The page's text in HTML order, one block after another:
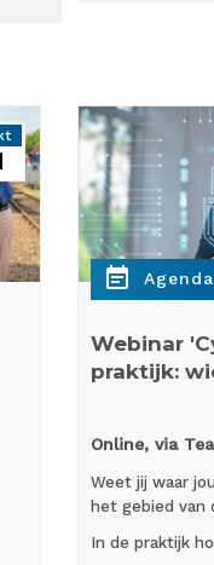
event_note Agenda
Webinar
praktijk:
Online, via
Weet jij waar
het gebied van
In de praktijk